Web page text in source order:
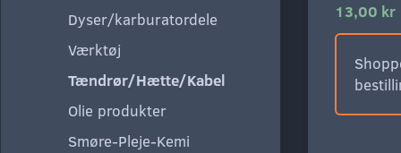
Dyser/karburatordele
Værktøj
Tændrør/Hætte/Kabel
Olie produkter
Smøre-Pleje-Kemi
13,00 kr